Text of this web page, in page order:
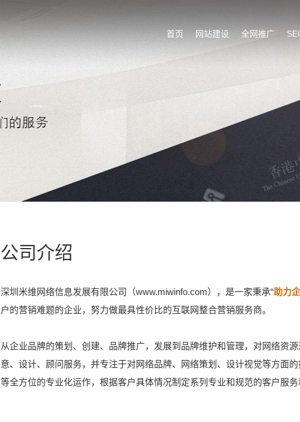
首页 网站建设 全网推广
公司介绍
深圳米维网络信息发展有限公司（www.miwinfo.com），是一家秉承“助力
户的营销难题的企业，努力做最具性价比的互联网整合营销服务商。
从企业品牌的策划、创建、品牌推广，发展到品牌维护和管理，对网络资
意、设计、顾问服务，并专注于对网络品牌、网络策划、设计视觉等方面
等全方位的专业化运作，根据客户具体情况制定系列专业和规范的客户服